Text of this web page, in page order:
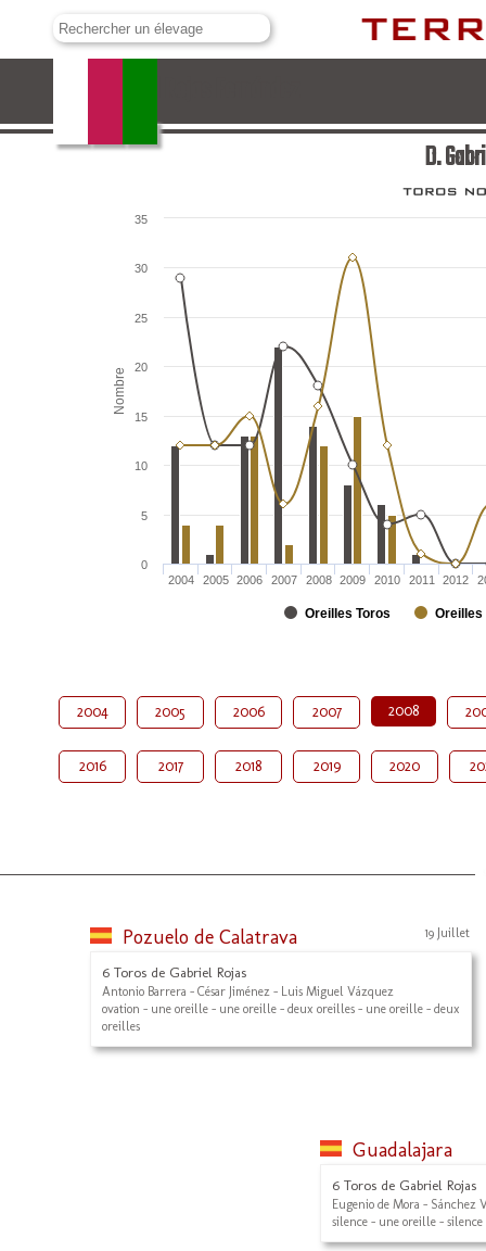
D.
Nombre
Oreilles Toros Oreilles
2004 2005 2006 2007 2008 2009 2010 2011 2012
0
5
10
15
20
25
30
35
2004 2005 2006 2007 2008
2016 2017 2018 2019 2020
Pozuelo de Calatrava 19 Juillet
6 Toros de Gabriel Rojas
Antonio Barrera - César Jiménez - Luis Miguel Vázquez
ovation - une oreille - une oreille - deux oreilles - une oreille - deux
oreilles
Guadalajara
6 Toros de Gabriel Rojas
Eugenio de Mora - Sánchez
silence - une oreille -